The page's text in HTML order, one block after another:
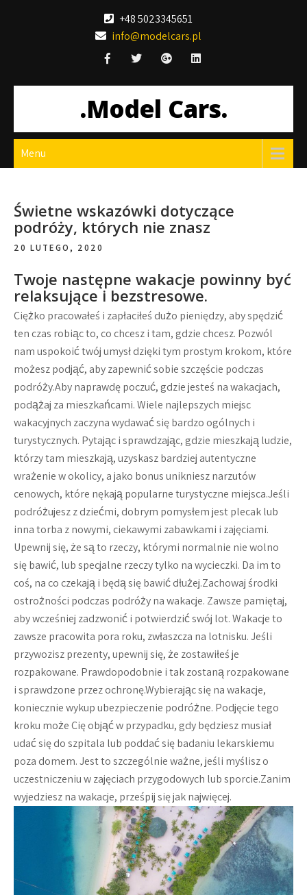
+48 5023345651
info@modelcars.pl
.Model Cars.
Menu
Świetne wskazówki dotyczące
podróży, których nie znasz
20 LUTEGO, 2020
Twoje następne wakacje powinny być
relaksujące i bezstresowe.
Ciężko pracowałeś i zapłaciłeś dużo pieniędzy, aby spędzić
ten czas robiąc to, co chcesz i tam, gdzie chcesz. Pozwól
nam uspokoić twój umysł dzięki tym prostym krokom, które
możesz podjąć, aby zapewnić sobie szczęście podczas
podróży.Aby naprawdę poczuć, gdzie jesteś na wakacjach,
podążaj za mieszkańcami. Wiele najlepszych miejsc
wakacyjnych zaczyna wydawać się bardzo ogólnych i
turystycznych. Pytając i sprawdzając, gdzie mieszkają ludzie,
którzy tam mieszkają, uzyskasz bardziej autentyczne
wrażenie w okolicy, a jako bonus unikniesz narzutów
cenowych, które nękają popularne turystyczne miejsca.Jeśli
podróżujesz z dziećmi, dobrym pomysłem jest plecak lub
inna torba z nowymi, ciekawymi zabawkami i zajęciami.
Upewnij się, że są to rzeczy, którymi normalnie nie wolno
się bawić, lub specjalne rzeczy tylko na wycieczki. Da im to
coś, na co czekają i będą się bawić dłużej.Zachowaj środki
ostrożności podczas podróży na wakacje. Zawsze pamiętaj,
aby wcześniej zadzwonić i potwierdzić swój lot. Wakacje to
zawsze pracowita pora roku, zwłaszcza na lotnisku. Jeśli
przywozisz prezenty, upewnij się, że zostawiłeś je
rozpakowane. Prawdopodobnie i tak zostaną rozpakowane
i sprawdzone przez ochronę.Wybierając się na wakacje,
koniecznie wykup ubezpieczenie podróżne. Podjęcie tego
kroku może Cię objąć w przypadku, gdy będziesz musiał
udać się do szpitala lub poddać się badaniu lekarskiemu
poza domem. Jest to szczególnie ważne, jeśli myślisz o
uczestniczeniu w zajęciach przygodowych lub sporcie.Zanim
wyjedziesz na wakacje, prześpij się jak najwięcej.